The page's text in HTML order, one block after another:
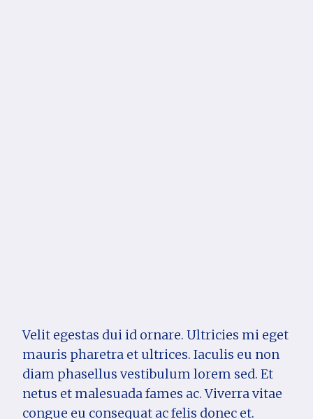
Velit egestas dui id ornare. Ultricies mi eget
mauris pharetra et ultrices. Iaculis eu non
diam phasellus vestibulum lorem sed. Et
netus et malesuada fames ac. Viverra vitae
congue eu consequat ac felis donec et.